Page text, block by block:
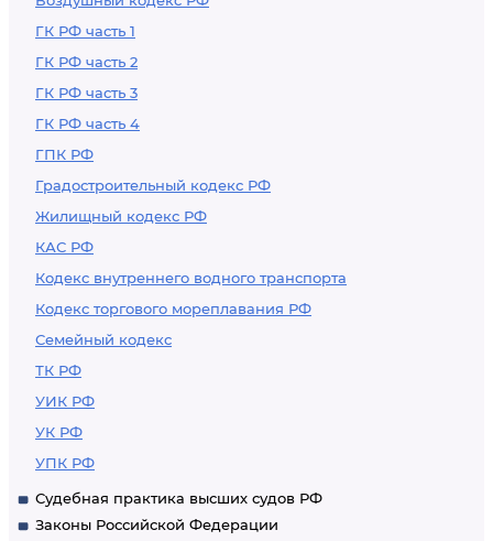
ГК РФ часть 1
ГК РФ часть 2
ГК РФ часть 3
ГК РФ часть 4
ГПК РФ
Градостроительный кодекс РФ
Жилищный кодекс РФ
КАС РФ
Кодекс внутреннего водного транспорта
Кодекс торгового мореплавания РФ
Семейный кодекс
ТК РФ
УИК РФ
УК РФ
УПК РФ
Судебная практика высших судов РФ
Законы Российской Федерации